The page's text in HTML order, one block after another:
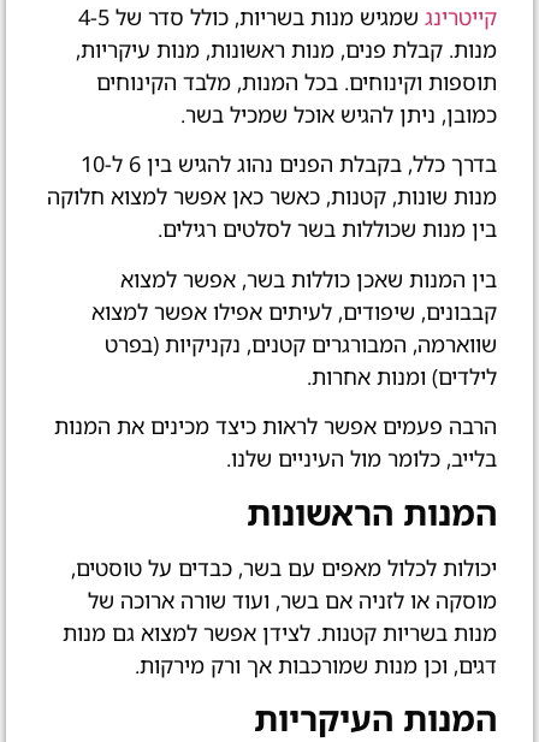
קייטרינג
שמגיש מנות בשריות, כולל סדר של 4-5
מנות. קבלת פנים, מנות ראשונות, מנות עיקריות,
תוספות וקינוחים. בכל המנות, מלבד הקינוחים
כמובן, ניתן להגיש אוכל שמכיל בשר.
בדרך כלל, בקבלת הפנים נהוג להגיש בין 6 ל-10
מנות שונות, קטנות, כאשר כאן אפשר למצוא חלוקה
בין מנות שכוללות בשר לסלטים רגילים.
בין המנות שאכן כוללות בשר, אפשר למצוא
קבבונים, שיפודים, לעיתים אפילו אפשר למצוא
שווארמה, המבורגרים קטנים, נקניקיות (בפרט
לילדים) ומנות אחרות.
הרבה פעמים אפשר לראות כיצד מכינים את המנות
בלייב, כלומר מול העיניים שלנו.
המנות הראשונות
יכולות לכלול מאפים עם בשר, כבדים על טוסטים,
מוסקה או לזניה אם בשר, ועוד שורה ארוכה של
מנות בשריות קטנות. לצידן אפשר למצוא גם מנות
דגים, וכן מנות שמורכבות אך ורק מירקות.
המנות העיקריות